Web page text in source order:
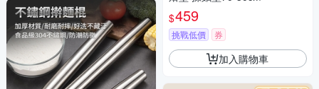
$459
挑戰低價 券
加入購物車